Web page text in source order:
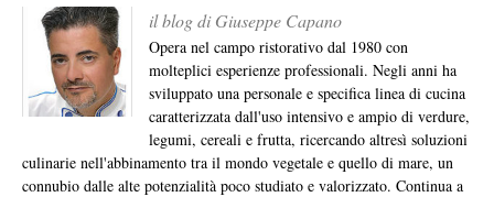
il blog di Giuseppe Capano
Opera nel campo ristorativo dal 1980 con
molteplici esperienze professionali. Negli anni ha
sviluppato una personale e specifica linea di cucina
caratterizzata dall'uso intensivo e ampio di verdure,
legumi, cereali e frutta, ricercando altresì soluzioni
culinarie nell'abbinamento tra il mondo vegetale e quello di mare, un
connubio dalle alte potenzialità poco studiato e valorizzato. Continua a